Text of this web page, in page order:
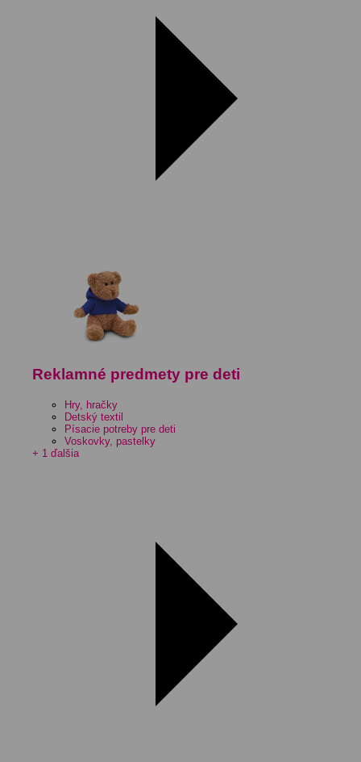
Reklamné predmety pre deti
Hry, hračky
Detský textil
Písacie potreby pre deti
Voskovky, pastelky
+ 1 ďalšia